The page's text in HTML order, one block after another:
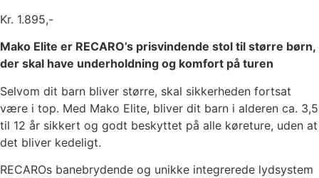
Kr. 1.895,-
Mako Elite er RECARO’s prisvindende stol til større børn,
der skal have underholdning og komfort på turen
Selvom dit barn bliver større, skal sikkerheden fortsat
være i top. Med Mako Elite, bliver dit barn i alderen ca. 3,5
til 12 år sikkert og godt beskyttet på alle køreture, uden at
det bliver kedeligt.
RECAROs banebrydende og unikke integrerede lydsystem